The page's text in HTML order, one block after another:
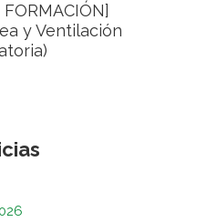
y Ventilación